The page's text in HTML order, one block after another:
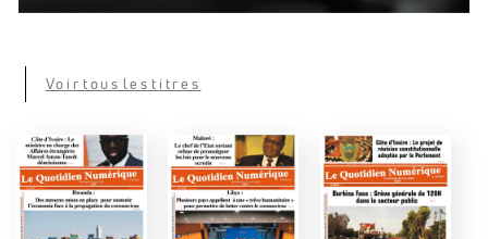
Voir tous les titres